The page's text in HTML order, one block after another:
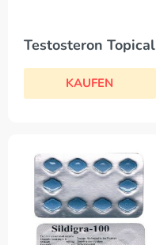
Testosteron Topical
KAUFEN